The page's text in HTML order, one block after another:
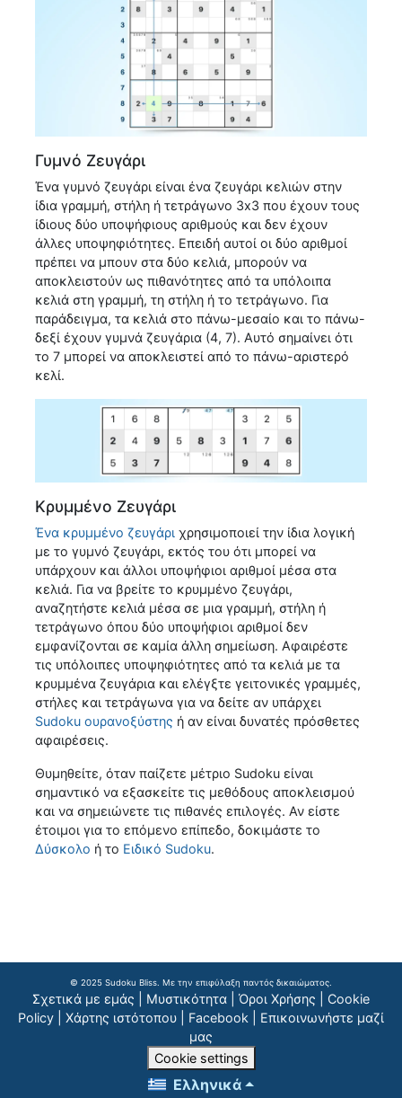
Γυμνό Ζευγάρι
Ένα γυμνό ζευγάρι είναι ένα ζευγάρι κελιών στην
ίδια γραμμή, στήλη ή τετράγωνο 3x3 που έχουν τους
ίδιους δύο υποψήφιους αριθμούς και δεν έχουν
άλλες υποψηφιότητες. Επειδή αυτοί οι δύο αριθμοί
πρέπει να μπουν στα δύο κελιά, μπορούν να
αποκλειστούν ως πιθανότητες από τα υπόλοιπα
κελιά στη γραμμή, τη στήλη ή το τετράγωνο. Για
παράδειγμα, τα κελιά στο πάνω-μεσαίο και το πάνω-
δεξί έχουν γυμνά ζευγάρια (4, 7). Αυτό σημαίνει ότι
το 7 μπορεί να αποκλειστεί από το πάνω-αριστερό
κελί.
Κρυμμένο Ζευγάρι
Ένα κρυμμένο ζευγάρι χρησιμοποιεί την ίδια λογική
με το γυμνό ζευγάρι, εκτός του ότι μπορεί να
υπάρχουν και άλλοι υποψήφιοι αριθμοί μέσα στα
κελιά. Για να βρείτε το κρυμμένο ζευγάρι,
αναζητήστε κελιά μέσα σε μια γραμμή, στήλη ή
τετράγωνο όπου δύο υποψήφιοι αριθμοί δεν
εμφανίζονται σε καμία άλλη σημείωση. Αφαιρέστε
τις υπόλοιπες υποψηφιότητες από τα κελιά με τα
κρυμμένα ζευγάρια και ελέγξτε γειτονικές γραμμές,
στήλες και τετράγωνα για να δείτε αν υπάρχει
Sudoku ουρανοξύστης ή αν είναι δυνατές πρόσθετες
αφαιρέσεις.
Θυμηθείτε, όταν παίζετε μέτριο Sudoku είναι
σημαντικό να εξασκείτε τις μεθόδους αποκλεισμού
και να σημειώνετε τις πιθανές επιλογές. Αν είστε
έτοιμοι για το επόμενο επίπεδο, δοκιμάστε το
Δύσκολο ή το Ειδικό Sudoku.
© 2025 Sudoku Bliss. Με την επιφύλαξη παντός δικαιώματος.
Σχετικά με εμάς Μυστικότητα Όροι Χρήσης
Cookie
Policy
Χάρτης ιστότοπου Facebook
Επικοινωνήστε μαζί
μας
Cookie settings
Ελληνικά